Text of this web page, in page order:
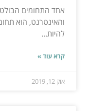
אחד התחומים
והאינטרנט, הוא
להיות...
קרא עוד »
אוק 12, 2019